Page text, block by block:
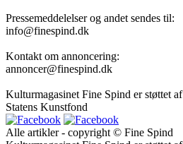
Pressemeddelelser og andet sendes til:
info@finespind.dk
Kontakt om annoncering:
annoncer@finespind.dk
Kulturmagasinet Fine Spind er støttet af
Statens Kunstfond
Alle artikler - copyright © Fine Spind